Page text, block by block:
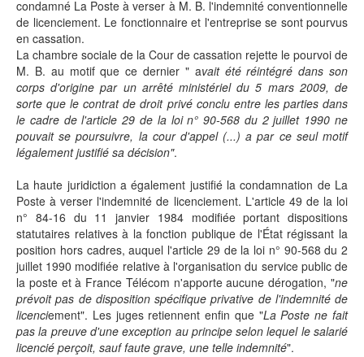
condamné La Poste à verser à M. B. l'indemnité conventionnelle
de licenciement. Le fonctionnaire et l'entreprise se sont pourvus
en cassation.
La chambre sociale de la Cour de cassation rejette le pourvoi de
M. B. au motif que ce dernier " avait été réintégré dans son
corps d'origine par un arrêté ministériel du 5 mars 2009, de
sorte que le contrat de droit privé conclu entre les parties dans
le cadre de l'article 29 de la loi n° 90-568 du 2 juillet 1990 ne
pouvait se poursuivre, la cour d'appel (...) a par ce seul motif
légalement justifié sa décision".
La haute juridiction a également justifié la condamnation de La
Poste à verser l'indemnité de licenciement. L'article 49 de la loi
n° 84-16 du 11 janvier 1984 modifiée portant dispositions
statutaires relatives à la fonction publique de l'État régissant la
position hors cadres, auquel l'article 29 de la loi n° 90-568 du 2
juillet 1990 modifiée relative à l'organisation du service public de
la poste et à France Télécom n'apporte aucune dérogation, "ne
prévoit pas de disposition spécifique privative de l'indemnité de
licenciement". Les juges retiennent enfin que "La Poste ne fait
pas la preuve d'une exception au principe selon lequel le salarié
licencié perçoit, sauf faute grave, une telle indemnité".